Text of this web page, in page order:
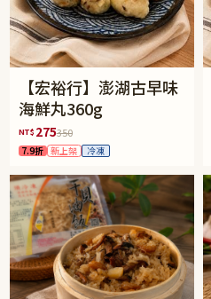
【宏裕行】澎湖古早味
海鮮丸360g
NT$ 275350
7.9折 新上架 冷凍